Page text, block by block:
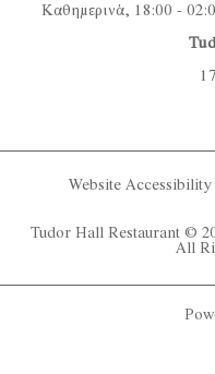
Καθημερινά, 18:00 -
Website Accessibility
Tudor Hall Restaurant ©
All